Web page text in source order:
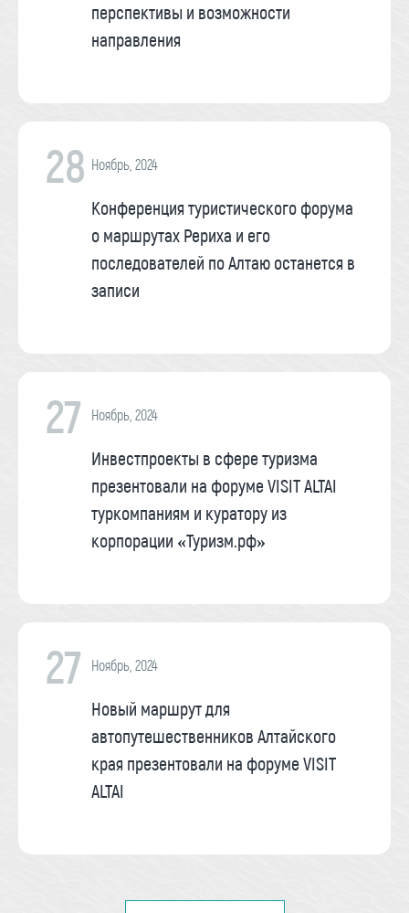
перспективы и возможности
направления
28 Ноябрь, 2024
Конференция туристического форума
о маршрутах Рериха и его
последователей по Алтаю останется в
записи
27 Ноябрь, 2024
Инвестпроекты в сфере туризма
презентовали на форуме VISIT ALTAI
туркомпаниям и куратору из
корпорации «Туризм.рф»
27 Ноябрь, 2024
Новый маршрут для
автопутешественников Алтайского
края презентовали на форуме VISIT
ALTAI